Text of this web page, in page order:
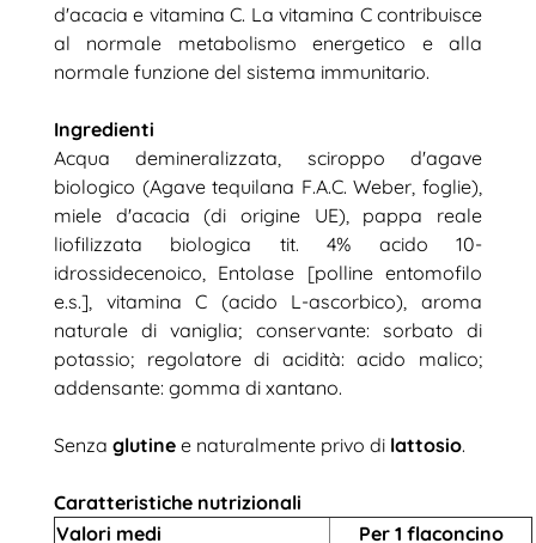
d'acacia e vitamina C. La vitamina C contribuisce
al normale metabolismo energetico e alla
normale funzione del sistema immunitario.
Ingredienti
Acqua demineralizzata, sciroppo d'agave
biologico (Agave tequilana F.A.C. Weber, foglie),
miele d'acacia (di origine UE), pappa reale
liofilizzata biologica tit. 4% acido 10-
idrossidecenoico, Entolase [polline entomofilo
e.s.], vitamina C (acido L-ascorbico), aroma
naturale di vaniglia; conservante: sorbato di
potassio; regolatore di acidità: acido malico;
addensante: gomma di xantano.
Senza glutine e naturalmente privo di lattosio.
Caratteristiche nutrizionali
Valori medi
Per 1 flaconcino